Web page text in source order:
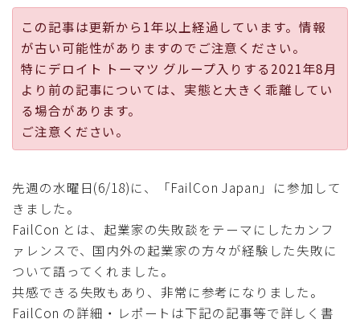
AWS
プログラミング
ビジネス
社内制度
採用
公式ページ
この記事は更新から1年以上経過しています。情報
が古い可能性がありますのでご注意ください。
特にデロイト トーマツ グループ入りする2021年8月
より前の記事については、実態と大きく乖離してい
る場合があります。
ご注意ください。
先週の水曜日(6/18)に、「FailCon Japan」に参加して
きました。
FailCon とは、起業家の失敗談をテーマにしたカンフ
ァレンスで、国内外の起業家の方々が経験した失敗に
ついて語ってくれました。
共感できる失敗もあり、非常に参考になりました。
FailCon の詳細・レポートは下記の記事等で詳しく書